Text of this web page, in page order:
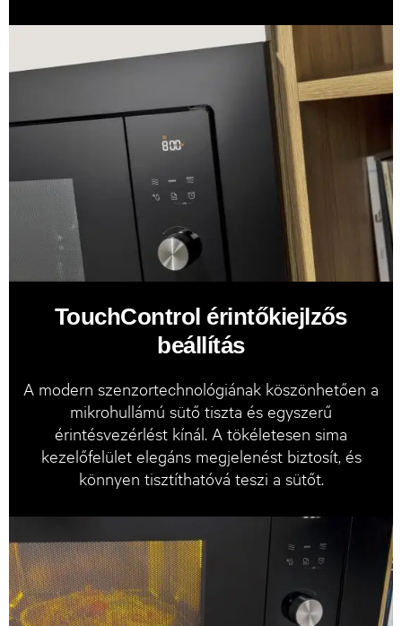
TouchControl érintőkiejlzős
beállítás
A modern szenzortechnológiának köszönhetően a
mikrohullámú sütő tiszta és egyszerű
érintésvezérlést kínál. A tökéletesen sima
kezelőfelület elegáns megjelenést biztosít, és
könnyen tisztíthatóvá teszi a sütőt.